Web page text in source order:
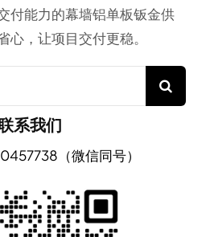
付能力的幕墙铝单板钣金供
心，让项目交付更稳。
系我们
（微信同号）